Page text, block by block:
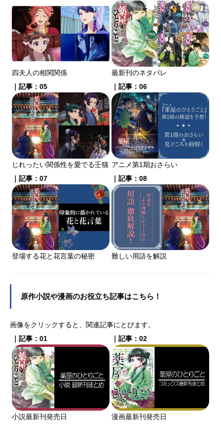
四夫人の相関関係
最新刊のネタバレ
｜記事：05
じれったい関係性を愛でる壬猫
｜記事：06
アニメ第1期おさらい
｜記事：07
登場する花と花言葉の秘密
｜記事：08
難しい用語を解説
原作小説や漫画のお役立ち記事はこちら！
画像をクリックすると、関連記事にとびます。
｜記事：01
小説最新刊発売日
｜記事：02
漫画最新刊発売日